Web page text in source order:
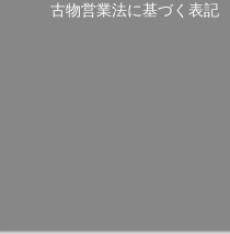
古物営業法に基づく表記